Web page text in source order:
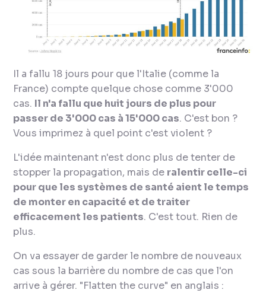
Il a fallu 18 jours pour que l'Italie (comme la
France) compte quelque chose comme 3'000
cas. Il n'a fallu que huit jours de plus pour
passer de 3'000 cas à 15'000 cas. C'est bon ?
Vous imprimez à quel point c'est violent ?
L'idée maintenant n'est donc plus de tenter de
stopper la propagation, mais de ralentir celle-ci
pour que les systèmes de santé aient le temps
de monter en capacité et de traiter
efficacement les patients. C'est tout. Rien de
plus.
On va essayer de garder le nombre de nouveaux
cas sous la barrière du nombre de cas que l'on
arrive à gérer. "Flatten the curve" en anglais :